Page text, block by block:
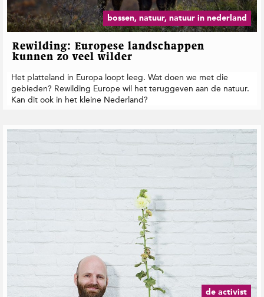
bossen, natuur, natuur in nederland
Rewilding: Europese landschappen
kunnen zo veel wilder
Het platteland in Europa loopt leeg. Wat doen we met die
gebieden? Rewilding Europe wil het teruggeven aan de natuur.
Kan dit ook in het kleine Nederland?
de activist